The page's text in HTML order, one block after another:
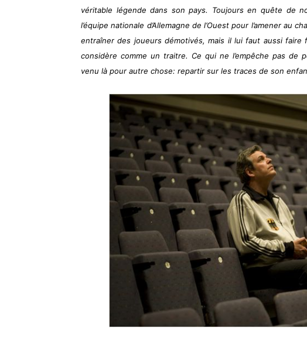
véritable légende dans son pays. Toujours en quête de
l’équipe nationale d’Allemagne de l’Ouest pour l’amener au
entraîner des joueurs démotivés, mais il lui faut aussi
considère comme un traitre. Ce qui ne l’empêche pas de
venu là pour autre chose: repartir sur les traces de son